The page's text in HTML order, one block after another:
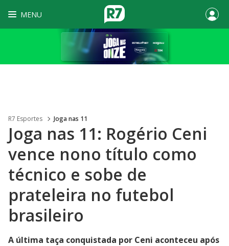
MENU
R7 Esportes Joga nas 11
Joga nas 11: Rogério Ceni
vence nono título como
técnico e sobe de
prateleira no futebol
brasileiro
A última taça conquistada por Ceni aconteceu após